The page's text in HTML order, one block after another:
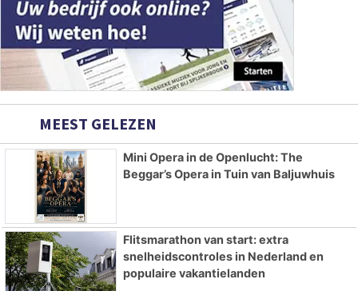
MEEST GELEZEN
Mini Opera in de Openlucht: The
Beggar’s Opera in Tuin van Baljuwhuis
Flitsmarathon van start: extra
snelheidscontroles in Nederland en
populaire vakantielanden